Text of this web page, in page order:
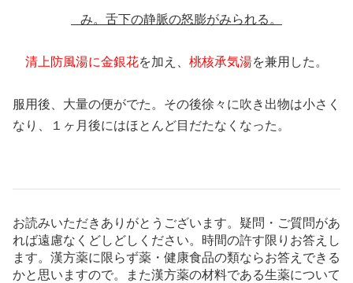
み。舌下の静脈の怒膨がみられる。
清上防風湯に金銀花を加え、 桃核承気湯を兼用した。
服用後、大量の便がでた。その後徐々に吹き出物は小さく
なり、１ヶ月後にはほとんど目だたなくなった。
お読みいただきありがとうございます。疑問・ご質問があ
れば遠慮なくどしどしください。時間の許す限りお答えし
ます。漢方薬に限らず薬・健康食品の類ならお答えできる
かと思いますので。また漢方薬の材料である生薬について